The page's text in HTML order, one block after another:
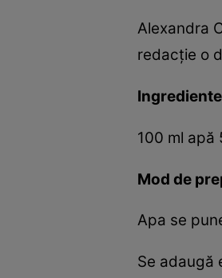
Alexandra
redacţie o
Ingrediente
100 ml
Mod de
Apa se
Se adaugă